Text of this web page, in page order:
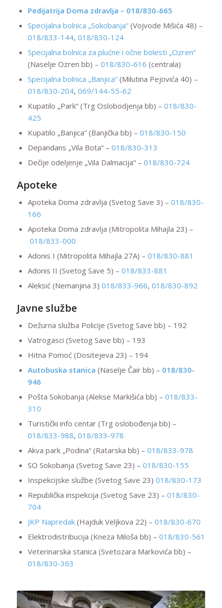
Pedijatrija Doma zdravlja – 018/830-665
Specijalna bolnica „Sokobanja“(Vojvode Mišića 48) –
018/833-144, 018/830-124
Specijalna bolnica za plućne i očne bolesti „Ozren“
(Naselje Ozren bb) – 018/830-616 (centrala)
Specijalna bolnica „Banjica“(Milutina Pejovića 40) –
018/830-204, 069/144-55-62
Kupatilo „Park“ (Trg Oslobodjenja bb) – 018/830-
425
Kupatilo „Banjica“ (Banjička bb) – 018/830-150
Depandans „Vila Bota“ – 018/830-313
Dečije odeljenje „Vila Dalmacija“ – 018/830-724
Apoteke
Apoteka Doma zdravlja (Svetog Save 3) – 018/830-
166
Apoteka Doma zdravlja (Mitropolita Mihajla 23) –
018/833-000
Adonis I (Mitropolita Mihajla 27A) – 018/830-881
Adonis II (Svetog Save 5) – 018/833-881
Aleksić (Nemanjina 3) 018/833-966, 018/830-892
Javne službe
Dežurna služba Policije (Svetog Save bb) – 192
Vatrogasci (Svetog Save bb) – 193
Hitna Pomoć (Dositejeva 23) – 194
Autobuska stanica (Naselje Čair bb) – 018/830-
946
Pošta Sokobanja (Alekse Markišića bb) – 018/833-
310
Turistički info centar (Trg oslobođenja bb) –
018/833-988, 018/833-978
Akva park „Podina“ (Ratarska bb) – 018/833-978
SO Sokobanja (Svetog Save 23) – 018/830-155
Inspekcijske službe (Svetog Save 23) 018/830-173
Republička inspekcija (Svetog Save 23) – 018/830-
704
JKP Napredak(Hajduk Veljkova 22) – 018/830-670
Elektrodistribucija (Kneza Miloša bb) – 018/830-561
Veterinarska stanica (Svetozara Markovića bb) –
018/830-363